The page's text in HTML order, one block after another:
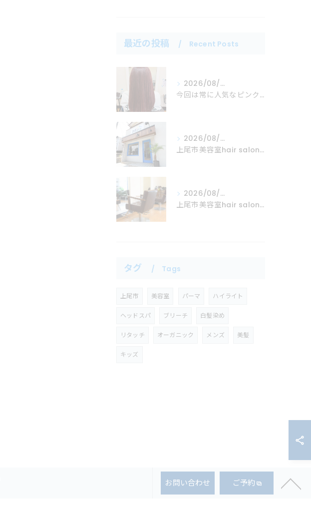
最近の投稿 Recent Posts
2026/08/06
今回は常に人気なピンクカラーの紹介！
2026/08/05
上尾市美容室hair salon Mare
2026/08/04
上尾市美容室hair salon Mare
タグ Tags
上尾市 美容室 パーマ ハイライト
ヘッドスパ ブリーチ 白髪染め
リタッチ オーガニック メンズ 美髪
キッズ
お問い合わせ ご予約